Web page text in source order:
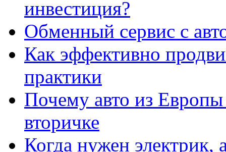
инвестиция?
Обменный сервис с
Как эффективно
практики
Почему авто из
вторичке
Когда нужен электрик,